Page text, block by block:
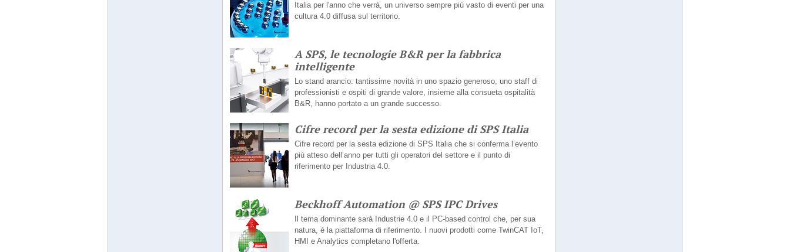
Italia per l'anno che verrà, un universo sempre più vasto di eventi per una
cultura 4.0 diffusa sul territorio.
A SPS, le tecnologie B&R per la fabbrica
intelligente
Lo stand arancio: tantissime novità in uno spazio generoso, uno staff di
professionisti e ospiti di grande valore, insieme alla consueta ospitalità
B&R, hanno portato a un grande successo.
Cifre record per la sesta edizione di SPS Italia
Cifre record per la sesta edizione di SPS Italia che si conferma l’evento
più atteso dell’anno per tutti gli operatori del settore e il punto di
riferimento per Industria 4.0.
Beckhoff Automation @ SPS IPC Drives
Il tema dominante sarà Industrie 4.0 e il PC-based control che, per sua
natura, è la piattaforma di riferimento. I nuovi prodotti come TwinCAT IoT,
HMI e Analytics completano l'offerta.